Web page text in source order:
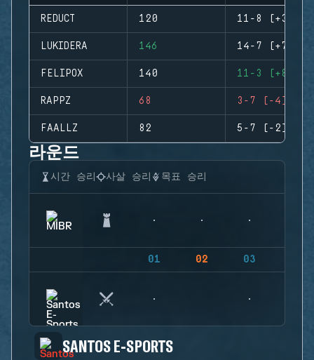
REDUCT 120 11-8 (+3)
LUKIDERA 146 14-7 (+7)
FELIPOX 140 11-3 (+8)
RAPPZ 68 3-7 (-4)
FAALLZ 82 5-7 (-2)
라운드
시간 승리 사살 승리 목표 승리
01 02 03
SANTOS E-SPORTS